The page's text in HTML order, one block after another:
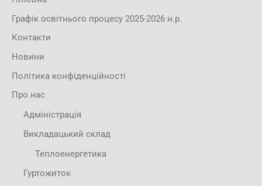
Графік освітнього процесу 2025-2026 н.р.
Контакти
Новини
Політика конфіденційності
Про нас
Адміністрація
Викладацький склад
Теплоенергетика
Гуртожиток